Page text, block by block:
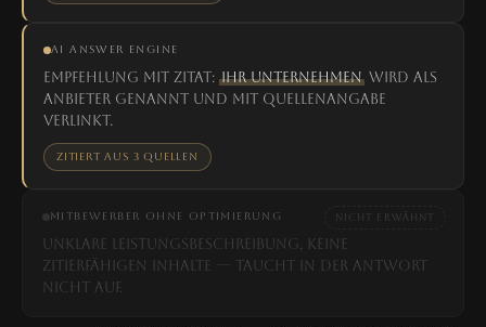
AI ANSWER ENGINE
Empfehlung mit Zitat: Ihr Unternehmen wird als
Anbieter genannt und mit Quellenangabe
verlinkt.
Zitiert aus 3 Quellen
NICHT ERWÄHNT
MITBEWERBER OHNE OPTIMIERUNG
Unklare Leistungsbeschreibung, keine
zitierfähigen Inhalte — taucht in der Antwort
nicht auf.